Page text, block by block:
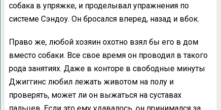
собака в упряжке, и проделывал упражнения по
системе Сэндоу. Он бросался вперед, назад и вбок.
Право же, любой хозяин охотно взял бы его в дом
вместо собаки. Все свое время он проводил в такого
рода занятиях. Даже в конторе в свободные минуты
Джиггинс любил лежать животом на полу и
проверять, может ли он выжаться на суставах
пальцев. Если это ему удавалось, он принимался за